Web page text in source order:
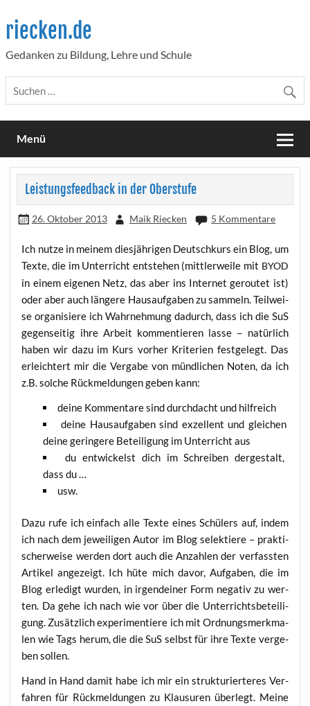
content
riecken.de
Gedanken zu Bildung, Lehre und Schule
Menü
Leistungsfeedback in der Oberstufe
26. Oktober 2013 Maik Riecken 5 Kommentare
Ich nut­ze in mei­nem dies­jäh­ri­gen Deutsch­kurs ein Blog, um
Tex­te, die im Unter­richt ent­ste­hen (mitt­ler­wei­le mit BYOD
in einem eige­nen Netz, das aber ins Inter­net gerou­tet ist)
oder aber auch län­ge­re Haus­auf­ga­ben zu sam­meln. Teil­wei­
se orga­ni­sie­re ich Wahr­neh­mung dadurch, dass ich die SuS
gegen­sei­tig ihre Arbeit kom­men­tie­ren las­se – natür­lich
haben wir dazu im Kurs vor­her Kri­te­ri­en fest­ge­legt. Das
erleich­tert mir die Ver­ga­be von münd­li­chen Noten, da ich
z.B. sol­che Rück­mel­dun­gen geben kann:
dei­ne Kom­men­ta­re sind durch­dacht und hilfreich
dei­ne Haus­auf­ga­ben sind exzel­lent und glei­chen
dei­ne gerin­ge­re Betei­li­gung im Unter­richt aus
du ent­wi­ckelst dich im Schrei­ben der­ge­stalt,
dass du …
usw.
Dazu rufe ich ein­fach alle Tex­te eines Schü­lers auf, indem
ich nach dem jewei­li­gen Autor im Blog selek­tie­re – prak­ti­
scher­wei­se wer­den dort auch die Anzah­len der ver­fass­ten
Arti­kel ange­zeigt. Ich hüte mich davor, Auf­ga­ben, die im
Blog erle­digt wur­den, in irgend­ei­ner Form nega­tiv zu wer­
ten. Da gehe ich nach wie vor über die Unter­richts­be­tei­li­
gung. Zusätz­lich expe­ri­men­tie­re ich mit Ord­nungs­merk­ma­
len wie Tags her­um, die die SuS selbst für ihre Tex­te ver­ge­
ben sollen.
Hand in Hand damit habe ich mir ein struk­tu­rier­te­res Ver­
fah­ren für Rück­mel­dun­gen zu Klau­su­ren über­legt. Mei­ne